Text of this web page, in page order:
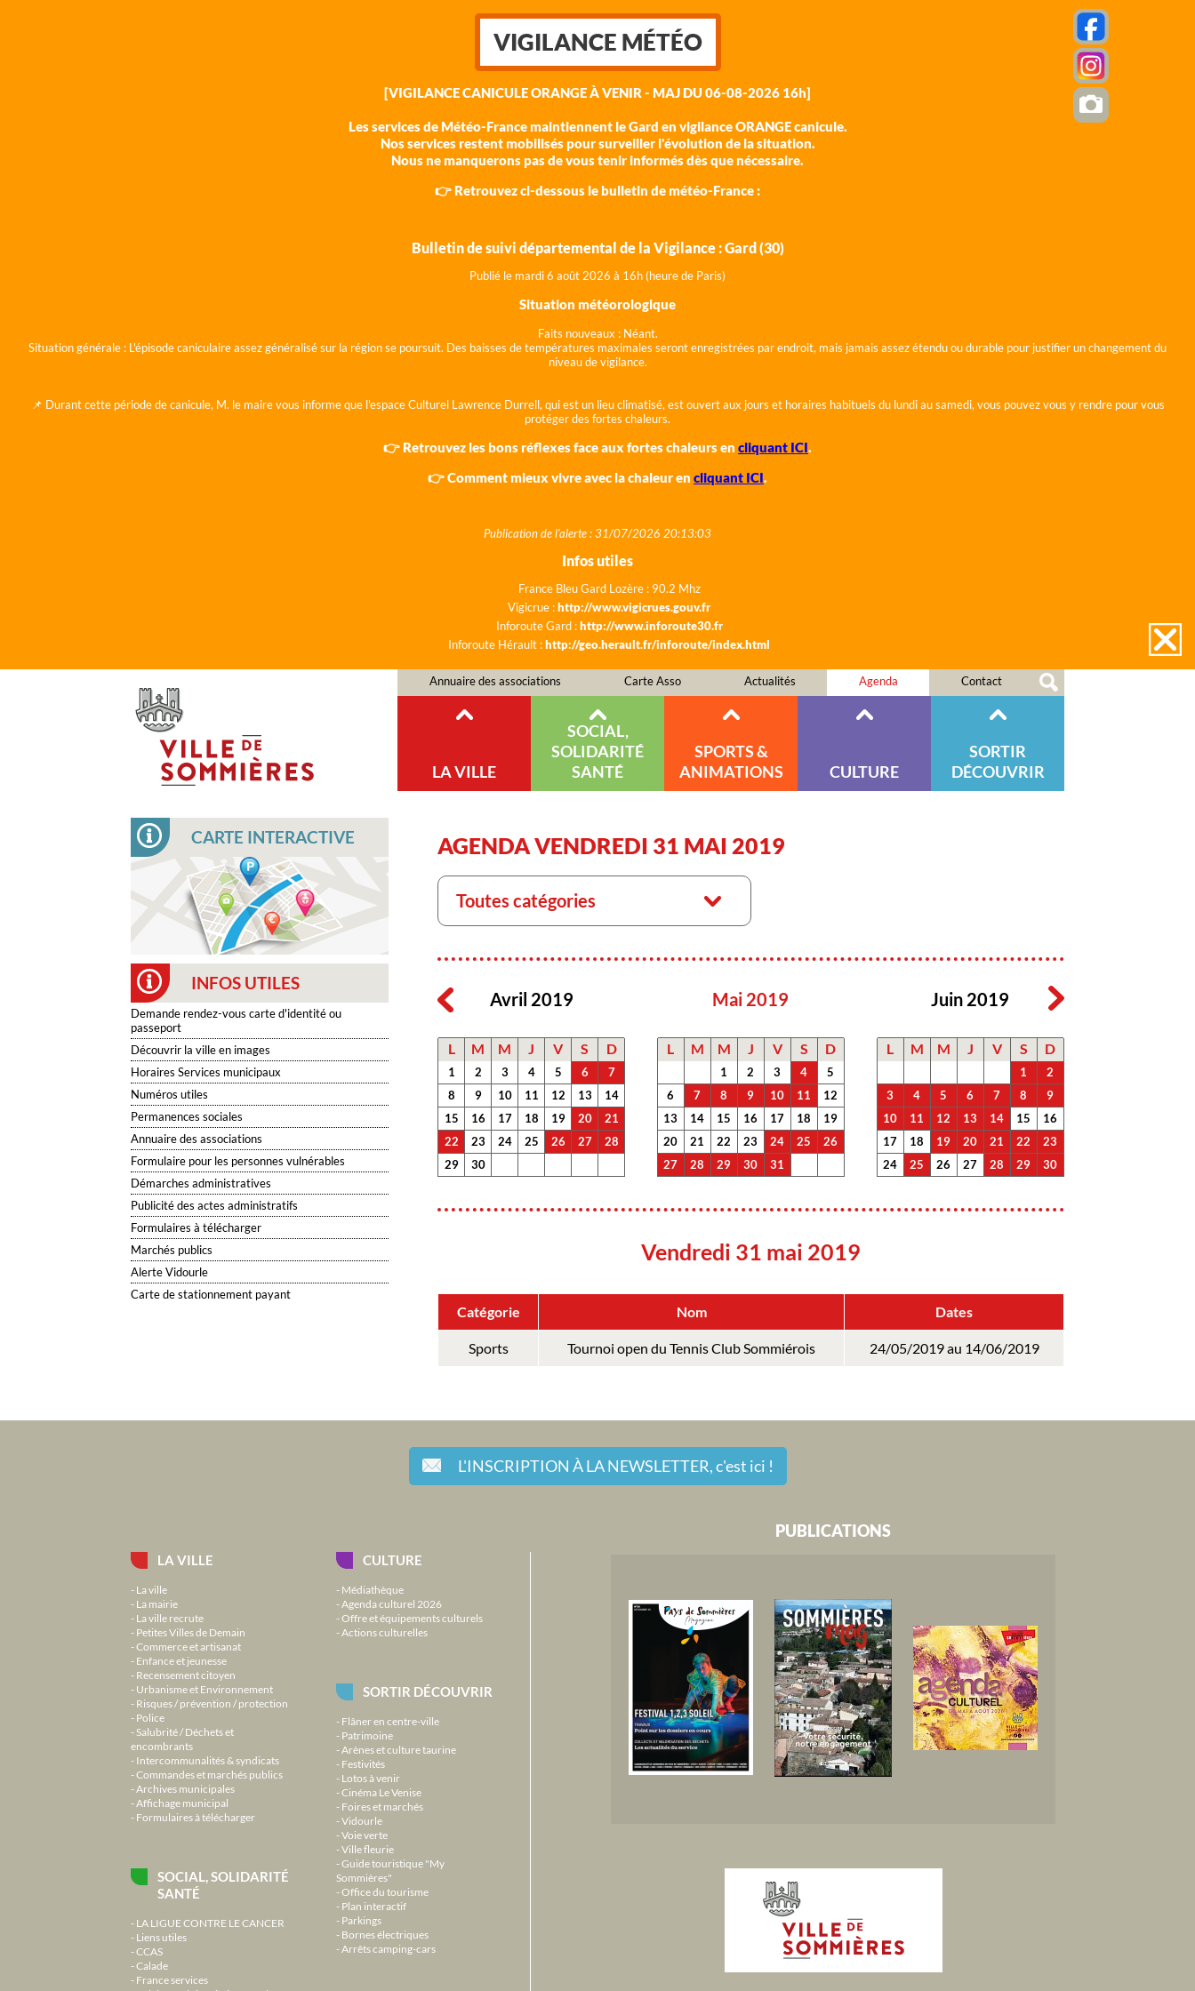
VIGILANCE MÉTÉO
[VIGILANCE CANICULE ORANGE À VENIR - MAJ DU 06-08-2026 16h]
Les services de Météo-France maintiennent le Gard en vigilance ORANGE canicule.
Nos services restent mobilisés pour surveiller l'évolution de la situation.
Nous ne manquerons pas de vous tenir informés dès que nécessaire.
👉 Retrouvez ci-dessous le bulletin de météo-France :
Bulletin de suivi départemental de la Vigilance : Gard (30)
Publié le mardi 6 août 2026 à 16h (heure de Paris)
Situation météorologique
Faits nouveaux : Néant.
Situation générale : L'épisode caniculaire assez généralisé sur la région se poursuit. Des baisses de températures maximales seront enregistrées par endroit, mais jamais assez étendu ou durable pour justifier un changement du
niveau de vigilance.
📌 Durant cette période de canicule, M. le maire vous informe que l'espace Culturel Lawrence Durrell, qui est un lieu climatisé, est ouvert aux jours et horaires habituels du lundi au samedi, vous pouvez vous y rendre pour vous
protéger des fortes chaleurs.
👉 Retrouvez les bons réflexes face aux fortes chaleurs en cliquant ICI.
👉 Comment mieux vivre avec la chaleur en cliquant ICI.
Publication de l'alerte : 31/07/2026 20:13:03
Infos utiles
France Bleu Gard Lozère : 90.2 Mhz
Vigicrue :http://www.vigicrues.gouv.fr
Inforoute Gard :http://www.inforoute30.fr
Inforoute Hérault :http://geo.herault.fr/inforoute/index.html
Annuaire des associations Carte Asso Actualités Agenda Contact
LA VILLE
SOCIAL,
SOLIDARITÉ
SANTÉ
SPORTS &
ANIMATIONS
CULTURE
SORTIR
DÉCOUVRIR
CARTE INTERACTIVE
INFOS UTILES
Demande rendez-vous carte d'identité ou
passeport
Découvrir la ville en images
Horaires Services municipaux
Numéros utiles
Permanences sociales
Annuaire des associations
Formulaire pour les personnes vulnérables
Démarches administratives
Publicité des actes administratifs
Formulaires à télécharger
Marchés publics
Alerte Vidourle
Carte de stationnement payant
AGENDA VENDREDI 31 MAI 2019
Toutes catégories
Avril 2019
L M M J V S D
1 2 3 4 5 6
7
8
9 10 11 12 13
14
15
16 17 18 19 20
21
22
23 24 25 26 27
28
29
30
Mai 2019
L M M J V S D
1 2 3 4
5
6
7 8 9 10 11
12
13
14 15 16 17 18
19
20
21 22 23 24 25
26
27
28 29 30 31
Juin 2019
L M M J V S D
1
2
3
4 5 6 7 8
9
10
11 12 13 14 15
16
17
18 19 20 21 22
23
24
25 26 27 28 29 30
Vendredi 31 mai 2019
Catégorie Nom Dates
Sports Tournoi open du Tennis Club Sommiérois 24/05/2019 au 14/06/2019
L'INSCRIPTION À LA NEWSLETTER,c'est ici !
LA VILLE
La ville
La mairie
La ville recrute
Petites Villes de Demain
Commerce et artisanat
Enfance et jeunesse
Recensement citoyen
Urbanisme et Environnement
Risques / prévention / protection
Police
Salubrité / Déchets et
encombrants
Intercommunalités & syndicats
Commandes et marchés publics
Archives municipales
Affichage municipal
Formulaires à télécharger
SOCIAL, SOLIDARITÉ
SANTÉ
LA LIGUE CONTRE LE CANCER
Liens utiles
CCAS
Calade
France services
CULTURE
Médiathèque
Agenda culturel 2026
Offre et équipements culturels
Actions culturelles
SORTIR DÉCOUVRIR
Flâner en centre-ville
Patrimoine
Arènes et culture taurine
Festivités
Lotos à venir
Cinéma Le Venise
Foires et marchés
Vidourle
Voie verte
Ville fleurie
Guide touristique "My
Sommières"
Office du tourisme
Plan interactif
Parkings
Bornes électriques
Arrêts camping-cars
PUBLICATIONS